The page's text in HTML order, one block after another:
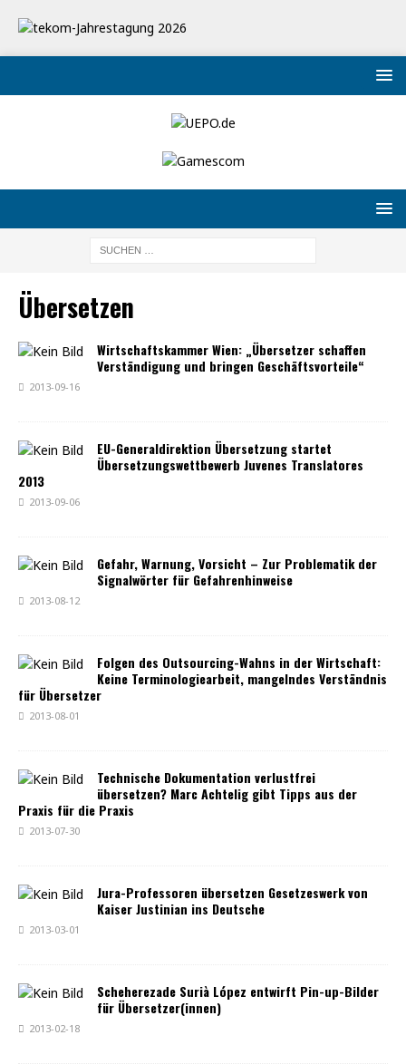
Übersetzen
Wirtschaftskammer Wien: „Übersetzer schaffen
Verständigung und bringen Geschäftsvorteile“
2013-09-16
EU-Generaldirektion Übersetzung startet
Übersetzungswettbewerb Juvenes Translatores
2013
2013-09-06
Gefahr, Warnung, Vorsicht – Zur Problematik der
Signalwörter für Gefahrenhinweise
2013-08-12
Folgen des Outsourcing-Wahns in der Wirtschaft:
Keine Terminologiearbeit, mangelndes Verständnis
für Übersetzer
2013-08-01
Technische Dokumentation verlustfrei
übersetzen? Marc Achtelig gibt Tipps aus der
Praxis für die Praxis
2013-07-30
Jura-Professoren übersetzen Gesetzeswerk von
Kaiser Justinian ins Deutsche
2013-03-01
Scheherezade Surià López entwirft Pin-up-Bilder
für Übersetzer(innen)
2013-02-18